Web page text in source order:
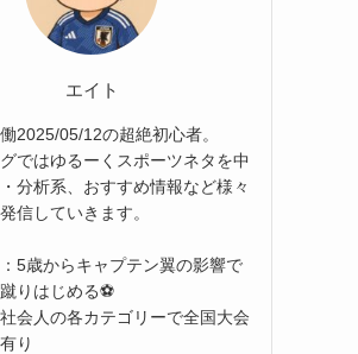
エイト
2025/05/12の超絶初心者。
ではゆるーくスポーツネタを中
分析系、おすすめ情報など様々
信していきます。
5歳からキャプテン翼の影響で
りはじめる⚽
会人の各カテゴリーで全国大会
り